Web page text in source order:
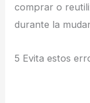
comprar o
durante la
5 Evita estos